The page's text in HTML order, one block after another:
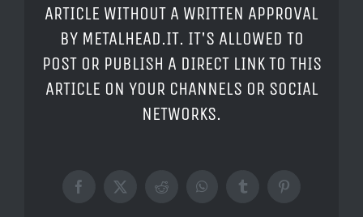
ARTICLE WITHOUT A WRITTEN APPROVAL
BY METALHEAD.IT. IT'S ALLOWED TO
POST OR PUBLISH A DIRECT LINK TO THIS
ARTICLE ON YOUR CHANNELS OR SOCIAL
NETWORKS.
Facebook
X RedditWhatsAppTumblrPinterest